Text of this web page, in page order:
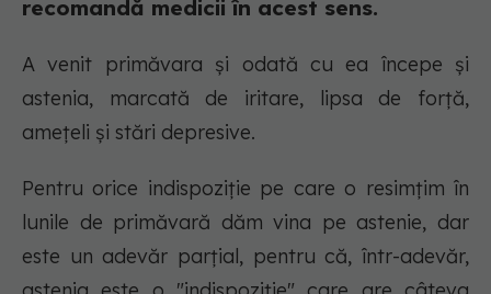
recomandă medicii în acest sens.
A venit primăvara și odată cu ea începe și
astenia, marcată de iritare, lipsa de forță,
amețeli și stări depresive.
Pentru orice indispoziție pe care o resimțim în
lunile de primăvară dăm vina pe astenie, dar
este un adevăr parțial, pentru că, într-adevăr,